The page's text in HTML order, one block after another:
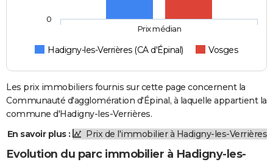
Hadigny-les-Verrières (CA d'Épinal) Vosges
Prix médian
0
Les prix immobiliers fournis sur cette page concernent la
Communauté d'agglomération d'Épinal, à laquelle appartient la
commune d'Hadigny-les-Verrières.
En savoir plus :
Prix de l'immobilier à Hadigny-les-Verrières
Evolution du parc immobilier à Hadigny-les-